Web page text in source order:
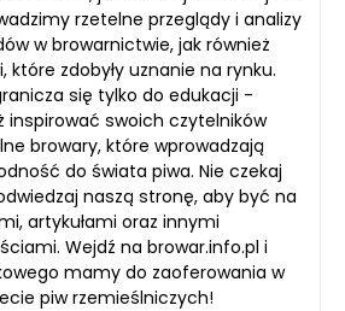
rzetelne przeglądy i analizy
w browarnictwie, jak również
które zdobyły uznanie na rynku.
się tylko do edukacji -
inspirować swoich czytelników
browary, które wprowadzają
do świata piwa. Nie czekaj
naszą stronę, aby być na
artykułami oraz innymi
Wejdź na browar.info.pl i
mamy do zaoferowania w
piw rzemieślniczych!